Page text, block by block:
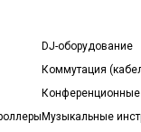
DJ-оборудование
Коммутация
Музыкальные